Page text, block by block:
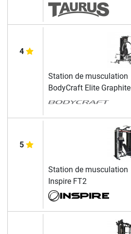
4
Station de musculation
BodyCraft Elite Graphite
5
Station de musculation
Inspire FT2